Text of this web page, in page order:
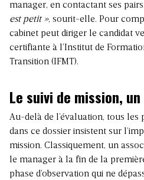
manager, en contactant ses
est petit », sourit-elle. Pour
cabinet peut diriger le candidat
certifiante à l’Institut de
Transition (IFMT).
Le suivi de mission,
Au-delà de l’évaluation, tous
dans ce dossier insistent sur
mission. Classiquement, un
le manager à la fin de la
phase d’observation qui ne